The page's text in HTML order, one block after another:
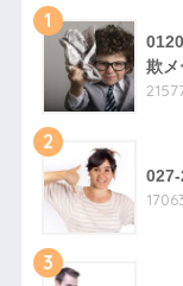
1
欺メ
2
3